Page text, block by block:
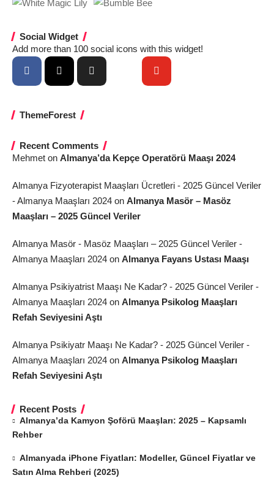
Social Widget
Add more than 100 social icons with this widget!
ThemeForest
Recent Comments
Mehmet on Almanya’da Kepçe Operatörü Maaşı 2024
Almanya Fizyoterapist Maaşları Ücretleri - 2025 Güncel Veriler
- Almanya Maaşları 2024 on Almanya Masör – Masöz
Maaşları – 2025 Güncel Veriler
Almanya Masör - Masöz Maaşları – 2025 Güncel Veriler -
Almanya Maaşları 2024 on Almanya Fayans Ustası Maaşı
Almanya Psikiyatrist Maaşı Ne Kadar? - 2025 Güncel Veriler -
Almanya Maaşları 2024 on Almanya Psikolog Maaşları
Refah Seviyesini Aştı
Almanya Psikiyatr Maaşı Ne Kadar? - 2025 Güncel Veriler -
Almanya Maaşları 2024 on Almanya Psikolog Maaşları
Refah Seviyesini Aştı
Recent Posts
Almanya’da Kamyon Şoförü Maaşları: 2025 – Kapsamlı
Rehber
Almanyada iPhone Fiyatları: Modeller, Güncel Fiyatlar ve
Satın Alma Rehberi (2025)